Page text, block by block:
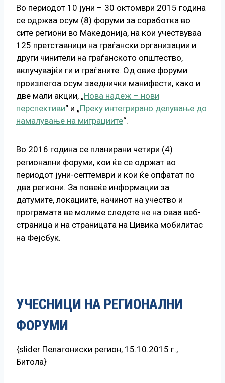
Во периодот 10 јуни – 30 октомври 2015 година
се одржаа осум (8) форуми за соработка во
сите региони во Македонија, на кои учествуваа
125 претставници на граѓански организации и
други чинители на граѓанското општество,
вклучувајќи ги и граѓаните. Од овие форуми
произлегоа осум заеднички манифести, како и
две мали акции, „Нова надеж – нови
перспективи“ и „Преку интегрирано делување до
намалување на миграциите“.
Во 2016 година се планирани четири (4)
регионални форуми, кои ќе се одржат во
периодот јуни-септември и кои ќе опфатат по
два региони. За повеќе информации за
датумите, локациите, начинот на учество и
програмата ве молиме следете не на оваа веб-
страница и на страницата на Цивика мобилитас
на Фејсбук.
УЧЕСНИЦИ НА РЕГИОНАЛНИ
ФОРУМИ
{slider Пелагониски регион, 15.10.2015 г.,
Битола}